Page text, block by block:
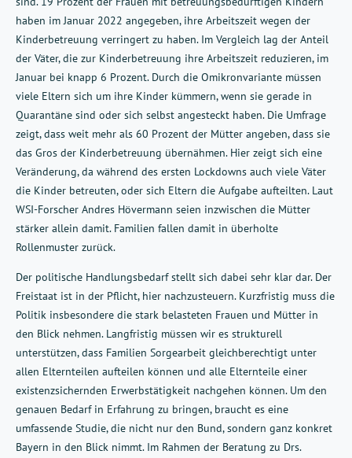
haben im Januar 2022 angegeben, ihre Arbeitszeit wegen der
Kinderbetreuung verringert zu haben. Im Vergleich lag der Anteil
der Väter, die zur Kinderbetreuung ihre Arbeitszeit reduzieren, im
Januar bei knapp 6 Prozent. Durch die Omikronvariante müssen
viele Eltern sich um ihre Kinder kümmern, wenn sie gerade in
Quarantäne sind oder sich selbst angesteckt haben. Die Umfrage
zeigt, dass weit mehr als 60 Prozent der Mütter angeben, dass sie
das Gros der Kinderbetreuung übernähmen. Hier zeigt sich eine
Veränderung, da während des ersten Lockdowns auch viele Väter
die Kinder betreuten, oder sich Eltern die Aufgabe aufteilten. Laut
WSI-Forscher Andres Hövermann seien inzwischen die Mütter
stärker allein damit. Familien fallen damit in überholte
Rollenmuster zurück.
Der politische Handlungsbedarf stellt sich dabei sehr klar dar. Der
Freistaat ist in der Pflicht, hier nachzusteuern. Kurzfristig muss die
Politik insbesondere die stark belasteten Frauen und Mütter in
den Blick nehmen. Langfristig müssen wir es strukturell
unterstützen, dass Familien Sorgearbeit gleichberechtigt unter
allen Elternteilen aufteilen können und alle Elternteile einer
existenzsichernden Erwerbstätigkeit nachgehen können. Um den
genauen Bedarf in Erfahrung zu bringen, braucht es eine
umfassende Studie, die nicht nur den Bund, sondern ganz konkret
Bayern in den Blick nimmt. Im Rahmen der Beratung zu Drs.